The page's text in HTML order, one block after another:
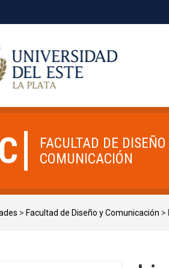
FACULTAD DE
COMUNICACIÓN
> Facultad de Diseño y Comunicación >